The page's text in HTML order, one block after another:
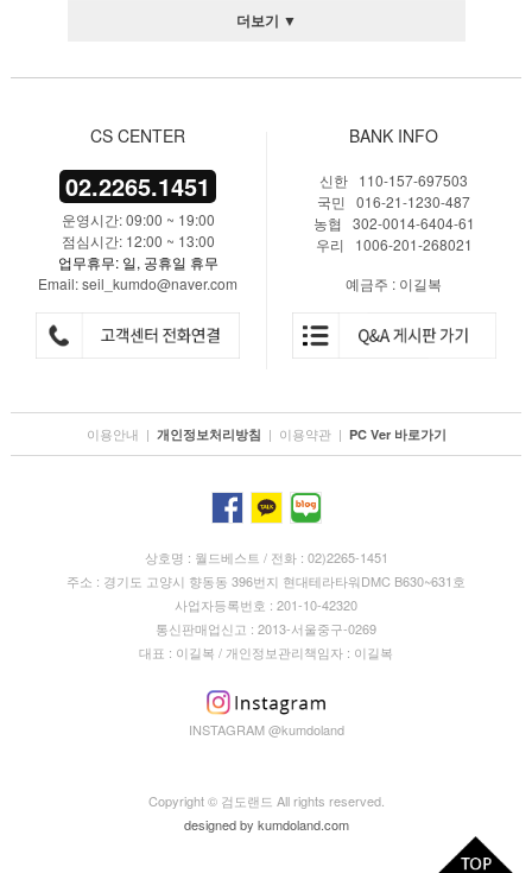
더보기 ▼
CS CENTER
02.2265.1451
운영시간: 09:00 ~ 19:00
점심시간: 12:00 ~ 13:00
업무휴무: 일, 공휴일 휴무
Email: seil_kumdo@naver.com
BANK INFO
신한 110-157-697503
국민 016-21-1230-487
농협 302-0014-6404-61
우리 1006-201-268021
예금주 : 이길복
이용안내 | 개인정보처리방침 | 이용약관 | PC Ver 바로가기
상호명 : 월드베스트 / 전화 : 02)2265-1451
주소 : 경기도 고양시 향동동 396번지 현대테라타워DMC B630~631호
사업자등록번호 : 201-10-42320
통신판매업신고 : 2013-서울중구-0269
대표 : 이길복 / 개인정보관리책임자 : 이길복
INSTAGRAM @kumdoland
Copyright © 검도랜드 All rights reserved.
designed by kumdoland.com